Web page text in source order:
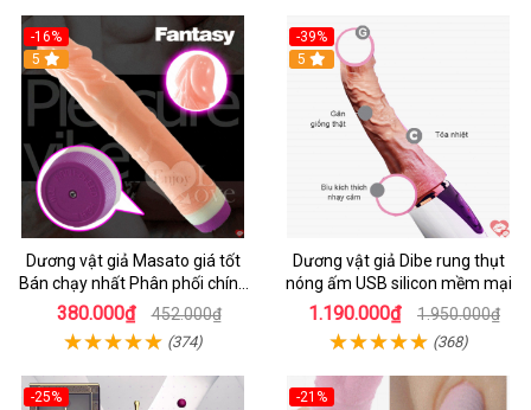
-16%
5
Dương vật giả Masato giá tốt
Bán chạy nhất Phân phối chính
hãng
380.000₫ 452.000₫
(374)
-39%
5
Dương vật giả Dibe rung thụt
nóng ấm USB silicon mềm mại
1.190.000₫ 1.950.000₫
(368)
-25%
-21%